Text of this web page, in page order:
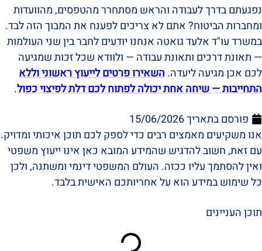
נפגעתם בדרך לעבודה והראש מסתחרר מהטפסים, מהוועדות
ומחברות הביטוח? אתם לא צריכים לפענח את המבוך הזה לבד.
במשרד עו"ד אלעד גואטה אנחנו יודעים לחבר בין שני העולמות
— תאונת דרכים ותאונת עבודה — ולוודא שכל זכות שמגיעה
לכם אכן מגיעה ליעדה.השאירו פרטים לייעוץ ראשוני וללא
התחייבות — שיחה אחת יכולה לפתוח לכם דלת לפיצוי כפול.
פורסם בתאריך15/06/2026
אנו משקיעים מאמצים רבים כדי לספק לכם תוכן איכותי ומדויק.
עם זאת, חשוב להדגיש שהמידע המובא כאן אינו ייעוץ משפטי
ואין להסתמך עליו ככזה. העולם המשפטי דינמי ומשתנה, ולכן
כל שימוש במידע הוא על אחריותכם האישית בלבד.
תוכן העניינים